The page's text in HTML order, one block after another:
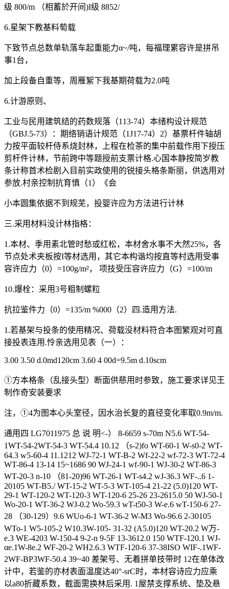
级 800/m （相蓄於开间)I级 8852/
6.星架下教基料萄载
下致节点总数单轨落车起重能力α~/吨，每福理累容许是拼吊
事1台，
加上段备自重等，周雁絮下我基期荷载为2.0吨
6.计游原则、
工业与民用建筑结的药数规落（113-74）本绪构设计规范
（GBJ.5-73）：期络销语计规范（1J17-74）2）基票杆件轴胡
力按平面较杆侍系烧封林，上程在检茶的集中前载作用下授压
剪杆件计林，节前跨中等题授前支票计格.心国本静按简岁教
条计称首术检剧入目前实政使用的锐接头格条斯丽，供选用对
参放.村亲控制抗育慎（1）《会
小本圆集依据不到规芜，投婴许应为方法进行计林
三.采用材料没计林指格：
1.本材、季用素北管时愁或红松，本材舍水事不大然25%，各
节点处术夹板按I等材选用，其它本构谐均按直等村选用受事
容许应力（0）=100g/m²， 项技受压容许应力（G）=100/m
10.爆栓：采用3号粗制螺粒
抗拉鉴件力（0）=135/m %000（2）四.造用方法.
1.若基架与投条的使用精况、荷载没材料符合本图繁观对可直
接投表连用.怜亲选用见表（一）：
3.00 3.50 d.0md120cm 3.60 4 00d=9.5m d.10scm
①方本格条（乱接头型）断面供慈用时参致，施工要求详见王
制作奇安装要求
注，①4为图本心头室径，因水治长复的直径变化率取0.9m/m.
通用四 LG7011975 总 说 明<-） 8-6659 s-70m N5.6 WT-54-
1WT-54-2WT-54-3 WT-54.4 10.12 （s-2)fo WT-60-1 W-s0-2 WT-
64.3 w5-60-4 11.1212 WJ-72-1 WT-B-2 Wf-22-2 wf-72-3 WT-72-4
WT-86-4 13-14 15~1686 90 WJ-24-1 wf-90-1 WJ-30-2 WT-86-3
WT-20-3 n-10 （81-20)96 WT-26-1 WT-s4.2 wJ-36.3 WF-..6 1-
20105 WT-B5./ WT-15-2 WT-5-3 WT-105-4 21-22 (5.0)120 WT-
29-1 WT-120-2 WT-120-3 WT-120-6 25-26 23-2615.0 50 WJ-50-1
Wo-20-1 WT-36-2 WJ-0.2 Wo-59.3 wT-t50-3 W-e.6 wT-150-6 27-
28 （30-129）9.6 WUo-6-1 WT-36-2 W-M3 Wo-96.6 2-30105
WTo-1 W5-105-2 W10.3W-105- 31-32 (A5.0)120 WT-20.2 W万-
e.3 WE-4203 W-150-4 9-2-n 9-5F 13-3612.0 150 WTF-120.1 WJ-
αe.1W-8e.2 WF-20-2 WH2.6.3 WTF-120-6 37-38ISO WIF-.1WF-
2WF-BP3WF-50.4 39~40 差架号、无着拼单技带时 12在单体改
计中，若鉴的亦材表面温度达40°-srC时，本材容诗应力应乘
以a80折藏系数，截面需换林后采用. 1屋禁支撑系统、垫及悬